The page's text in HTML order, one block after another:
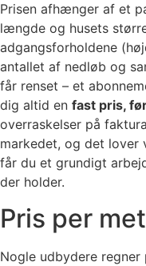
Prisen afhænger af et
længde og husets
adgangsforholdene
antallet af nedløb og
får renset – et
dig altid en fast pris,
overraskelser på
markedet, og det
får du et grundigt
der holder.
Pris per
Nogle udbydere